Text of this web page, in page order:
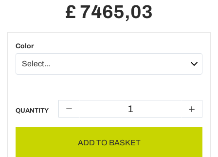
£ 7465,03
Color
QUANTITY
ADD TO BASKET